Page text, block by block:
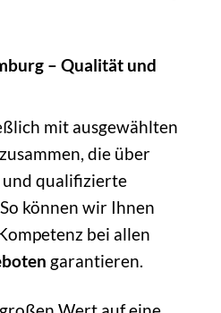
– Qualität und
mit ausgewählten
die über
qualifizierte
können wir Ihnen
bei allen
garantieren.